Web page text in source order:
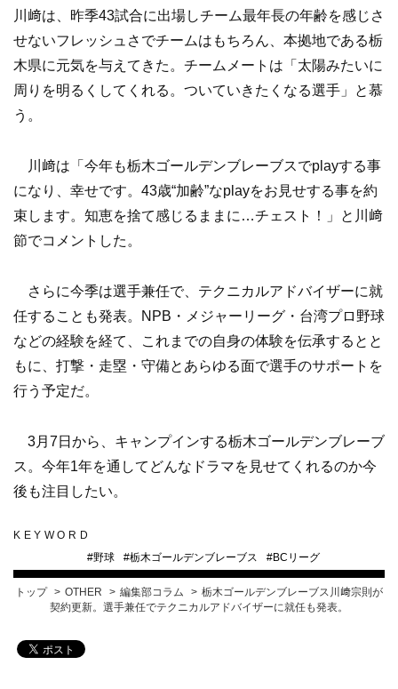
川﨑は、昨季43試合に出場しチーム最年長の年齢を感じさ
せないフレッシュさでチームはもちろん、本拠地である栃
木県に元気を与えてきた。チームメートは「太陽みたいに
周りを明るくしてくれる。ついていきたくなる選手」と慕
う。
川﨑は「今年も栃木ゴールデンブレーブスでplayする事
になり、幸せです。43歳“加齢”なplayをお見せする事を約
束します。知恵を捨て感じるままに…チェスト！」と川﨑
節でコメントした。
さらに今季は選手兼任で、テクニカルアドバイザーに就
任することも発表。NPB・メジャーリーグ・台湾プロ野球
などの経験を経て、これまでの自身の体験を伝承するとと
もに、打撃・走塁・守備とあらゆる面で選手のサポートを
行う予定だ。
3月7日から、キャンプインする栃木ゴールデンブレーブ
ス。今年1年を通してどんなドラマを見せてくれるのか今
後も注目したい。
KEYWORD
#野球 #栃木ゴールデンブレーブス #BCリーグ
トップ OTHER 編集部コラム
栃木ゴールデンブレーブス川﨑宗則が
契約更新。選手兼任でテクニカルアドバイザーに就任も発表。